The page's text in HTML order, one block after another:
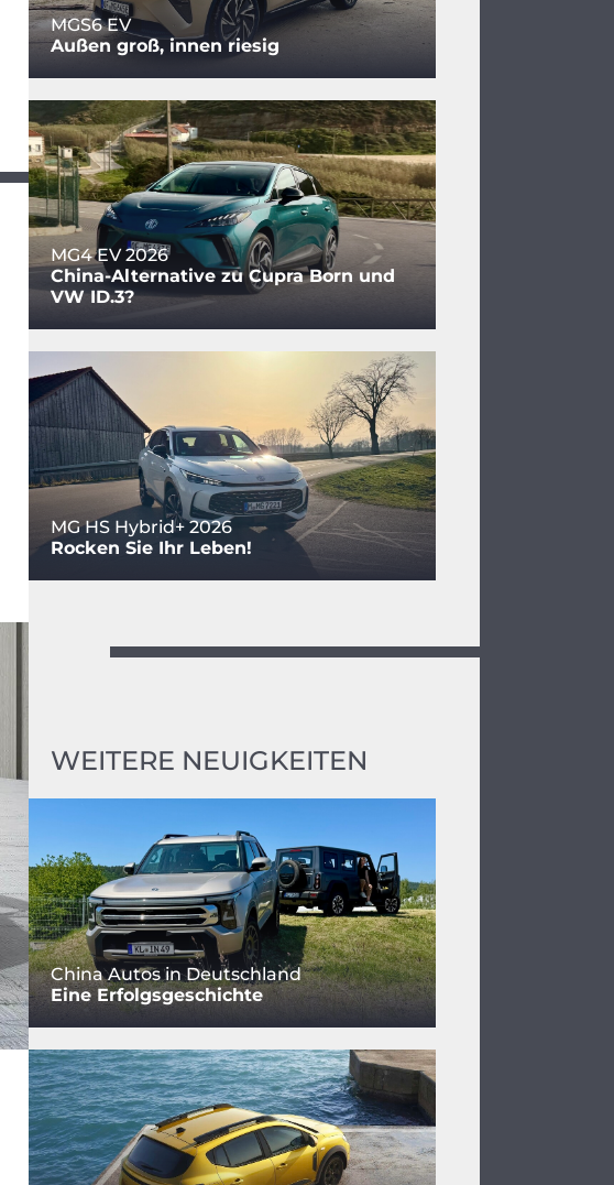
MGS6 EV
Außen groß, innen riesig
MG4 EV 2026
China-Alternative zu Cupra Born und
VW ID.3?
MG HS Hybrid+ 2026
Rocken Sie Ihr Leben!
WEITERE NEUIGKEITEN
China Autos in Deutschland
Eine Erfolgsgeschichte